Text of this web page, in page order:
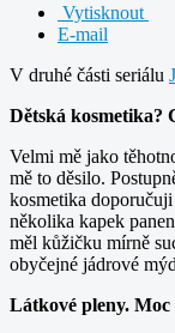
Vytisknout
E-mail
V druhé části seriálu
Dětská kosmetika?
Velmi mě jako
mě to děsilo.
kosmetika
několika kapek
měl kůžičku mírně
obyčejné jádrové
Látkové pleny. Moc